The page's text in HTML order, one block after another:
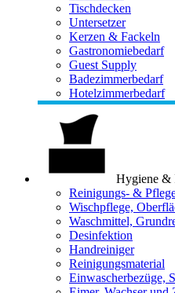
Tischdecken
Untersetzer
Kerzen & Fackeln
Gastronomiebedarf
Guest Supply
Badezimmerbedarf
Hotelzimmerbedarf
Hygiene &
Reinigungs- &
Wischpflege,
Waschmittel,
Desinfektion
Handreiniger
Reinigungsmaterial
Einwascherbezüge,